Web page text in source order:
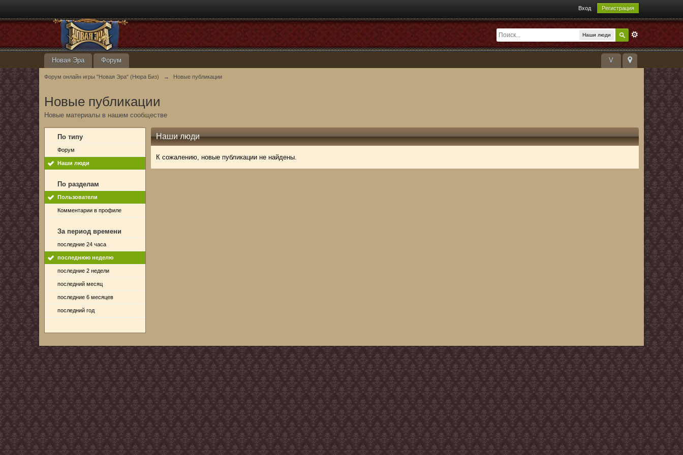
Вход Регистрация
Наши люди
V
Новая Эра Форум
Форум онлайн игры "Новая Эра" (Нюра Биз) → Новые публикации
Новые публикации
Новые материалы в нашем сообществе
По типу
Форум
Наши люди
По разделам
Пользователи
Комментарии в профиле
За период времени
последние 24 часа
последнюю неделю
последние 2 недели
последний месяц
последние 6 месяцев
последний год
Наши люди
К сожалению, новые публикации не найдены.